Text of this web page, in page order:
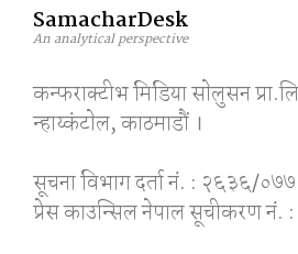
SamacharDesk
An analytical perspective
कन्फराक्टीभ मिडिया साेलुसन
न्हाय्कंटाेल, काठमाडाैं ।
सूचना विभाग दर्ता नं. : २६३६/
प्रेस काउन्सिल नेपाल सूचीकरण